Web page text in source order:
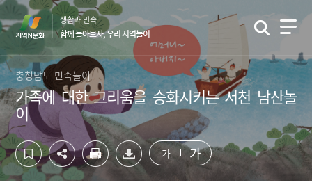
컨
텐
영
역
바
로
가
기
하
단
역
바
로
가
기
생활과 민속
함께 놀아보자, 우리 지역놀이
충청남도 민속놀이
가족에 대한 그리움을 승화시키는 서천 남산놀
이
가 가